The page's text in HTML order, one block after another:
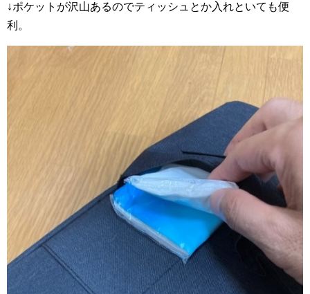
↓ポケットが沢山あるのでティッシュとか入れといても便
利。